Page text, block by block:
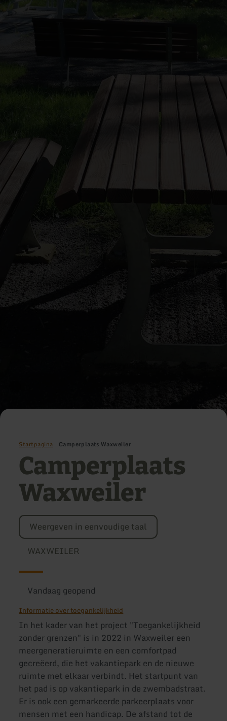
Startpagina Camperplaats Waxweiler
Camperplaats
Waxweiler
Weergeven in eenvoudige taal
WAXWEILER
Vandaag geopend
Informatie over toegankelijkheid
In het kader van het project "Toegankelijkheid
zonder grenzen" is in 2022 in Waxweiler een
meergeneratieruimte en een comfortpad
gecreëerd, die het vakantiepark en de nieuwe
ruimte met elkaar verbindt. Het startpunt van
het pad is op vakantiepark in de zwembadstraat.
Er is ook een gemarkeerde parkeerplaats voor
mensen met een handicap. De afstand tot de